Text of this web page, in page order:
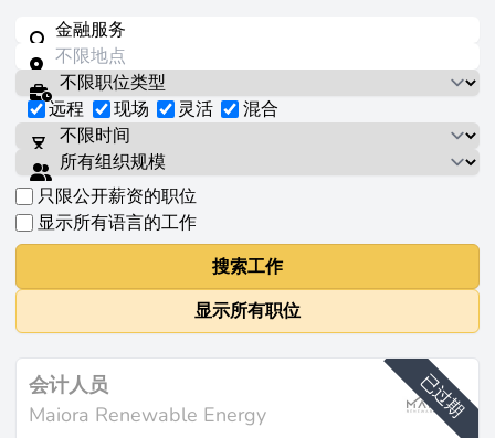
远程 现场 灵活 混合
只限公开薪资的职位
显示所有语言的工作
搜索工作
显示所有职位
已过期
会计人员
Maiora Renewable Energy